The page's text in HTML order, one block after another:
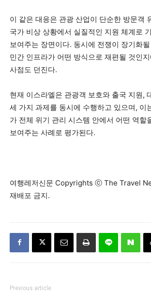
이 같은 대응은 관광 산업이 단순한 방문객
국가 비상 상황에서 실질적인 지원 체계로
보여주는 장면이다. 동시에 전쟁이 장기화
민간 인프라가 어떤 방식으로 재편될 것인
사점도 던진다.
현재 이스라엘은 관광객 보호와 출국 지원,
세 가지 과제를 동시에 수행하고 있으며, 이
가 전체 위기 관리 시스템 안에서 어떤 역할
보여주는 사례로 평가된다.
여행레저신문 Copyrights ⓒ The Travel
재배포 금지.
Previous article